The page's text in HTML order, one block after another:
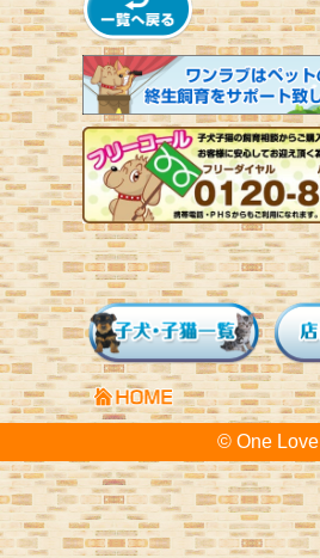
© One Love